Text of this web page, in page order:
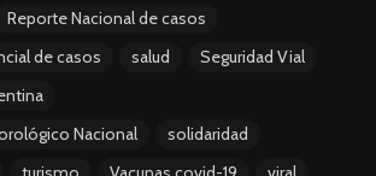
Reporte Nacional de casos
de casos
salud
Seguridad Vial
Nacional
solidaridad